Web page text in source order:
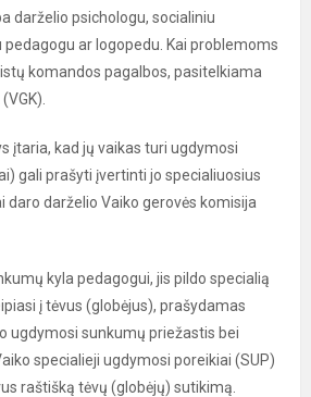
darželio psichologu, socialiniu
ar logopedu. Kai problemoms
komandos pagalbos, pasitelkiama
įtaria, kad jų vaikas turi ugdymosi
gali prašyti įvertinti jo specialiuosius
daro darželio Vaiko gerovės komisija
kyla pedagogui, jis pildo specialią
į tėvus (globėjus), prašydamas
ugdymosi sunkumų priežastis bei
specialieji ugdymosi poreikiai (SUP)
raštišką tėvų (globėjų) sutikimą.